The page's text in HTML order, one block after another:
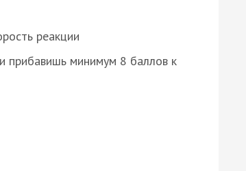
реакции
прибавишь минимум 8 баллов к